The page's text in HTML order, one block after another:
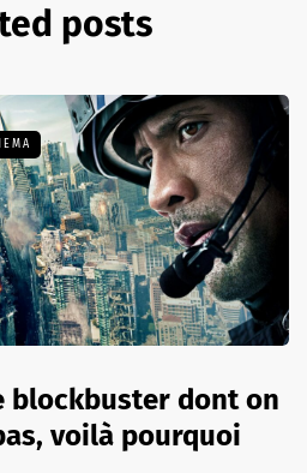
posts
blockbuster dont on
voilà pourquoi